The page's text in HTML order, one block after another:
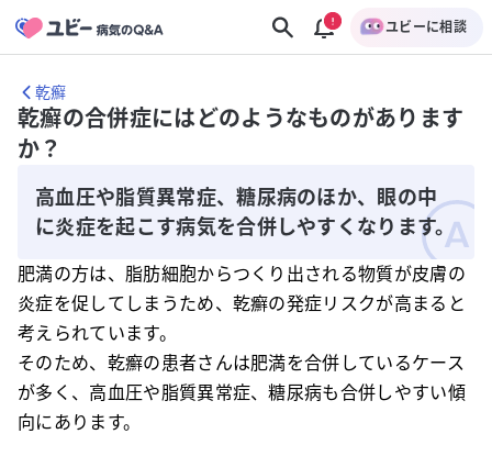
ユビーに相談
乾癬
乾癬の合併症にはどのようなものがあります
か？
高血圧や脂質異常症、糖尿病のほか、眼の中
に炎症を起こす病気を合併しやすくなります。
肥満の方は、脂肪細胞からつくり出される物質が皮膚の
炎症を促してしまうため、乾癬の発症リスクが高まると
考えられています。
そのため、乾癬の患者さんは肥満を合併しているケース
が多く、高血圧や脂質異常症、糖尿病も合併しやすい傾
向にあります。